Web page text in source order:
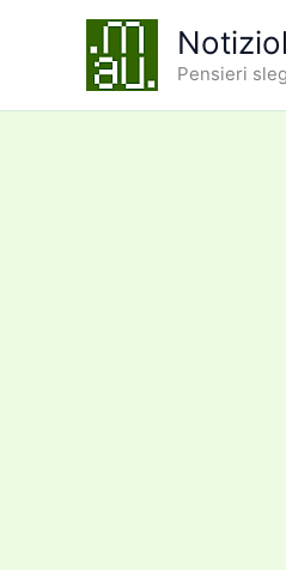
Pensieri